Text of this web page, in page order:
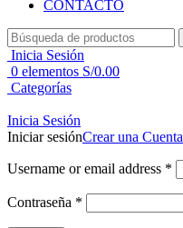
CONTACTO
Inicia Sesión
0 elementos S/0.00
Categorías
Inicia Sesión
Iniciar sesiónCrear una Cuenta
Username or email address *
Contraseña *